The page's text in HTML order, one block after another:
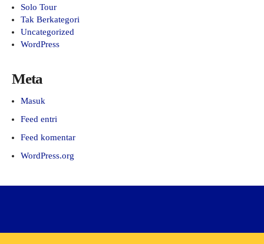
Solo Tour
Tak Berkategori
Uncategorized
WordPress
Meta
Masuk
Feed entri
Feed komentar
WordPress.org